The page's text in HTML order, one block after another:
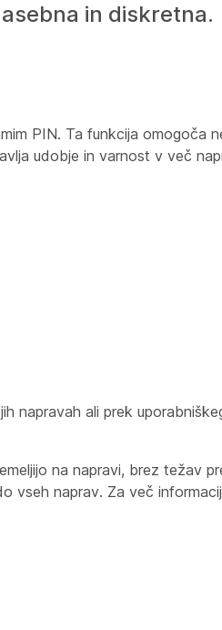
in diskretna.
PIN. Ta funkcija omogoča
udobje in varnost v več
napravah ali prek
na napravi, brez težav
vseh naprav. Za več